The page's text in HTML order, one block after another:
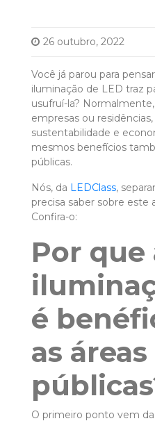
26 outubro, 2022
Você já parou para
iluminação de LED traz
usufruí-la?
empresas ou
sustentabilidade e
mesmos benefícios
públicas.
Nós, da LEDClass,
precisa saber sobre este
Confira-o:
Por que
é
as áreas
O primeiro ponto vem